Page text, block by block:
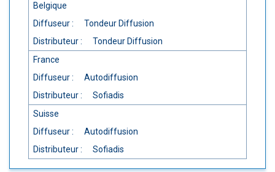
Belgique
Diffuseur :
Tondeur Diffusion
Distributeur :
Tondeur Diffusion
France
Diffuseur :
Autodiffusion
Distributeur :
Sofiadis
Suisse
Diffuseur :
Autodiffusion
Distributeur :
Sofiadis